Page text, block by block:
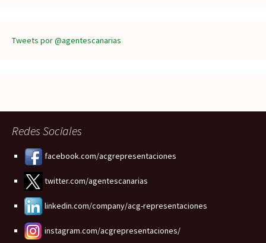
Tweets por @agentescanarias
Redes Sociales
facebook.com/acgrepresentaciones
twitter.com/agentescanarias
linkedin.com/company/acg-representaciones
instagram.com/acgrepresentaciones/